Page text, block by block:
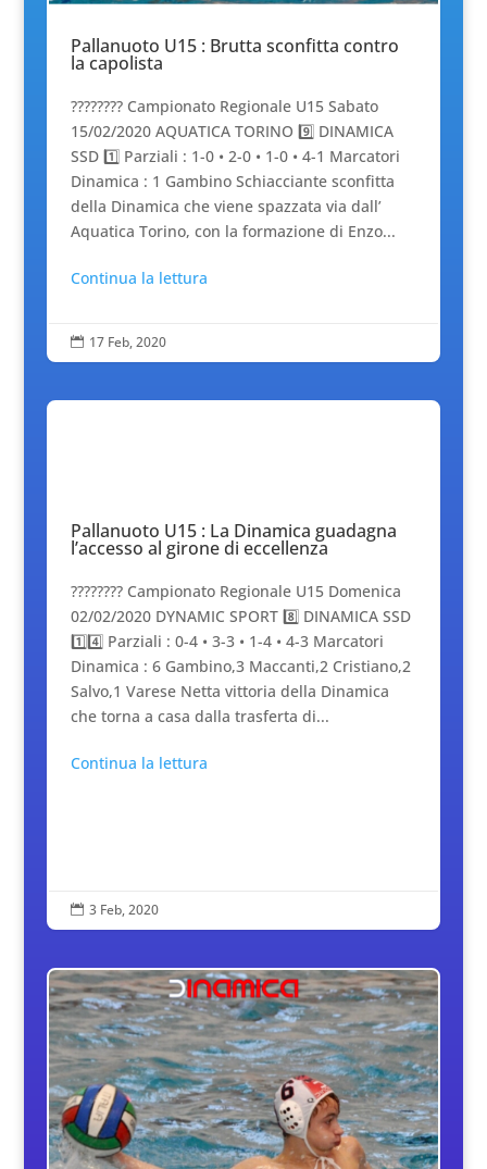
Pallanuoto U15 : Brutta sconfitta contro
la capolista
???????? Campionato Regionale U15 Sabato
15/02/2020 AQUATICA TORINO 9️⃣ DINAMICA
SSD 1️⃣ Parziali : 1-0 • 2-0 • 1-0 • 4-1 Marcatori
Dinamica : 1 Gambino Schiacciante sconfitta
della Dinamica che viene spazzata via dall’
Aquatica Torino, con la formazione di Enzo...
Continua la lettura
 17 Feb, 2020
Pallanuoto U15 : La Dinamica guadagna
l’accesso al girone di eccellenza
???????? Campionato Regionale U15 Domenica
02/02/2020 DYNAMIC SPORT 8️⃣ DINAMICA SSD
1️⃣4️⃣ Parziali : 0-4 • 3-3 • 1-4 • 4-3 Marcatori
Dinamica : 6 Gambino,3 Maccanti,2 Cristiano,2
Salvo,1 Varese Netta vittoria della Dinamica
che torna a casa dalla trasferta di...
Continua la lettura
 3 Feb, 2020